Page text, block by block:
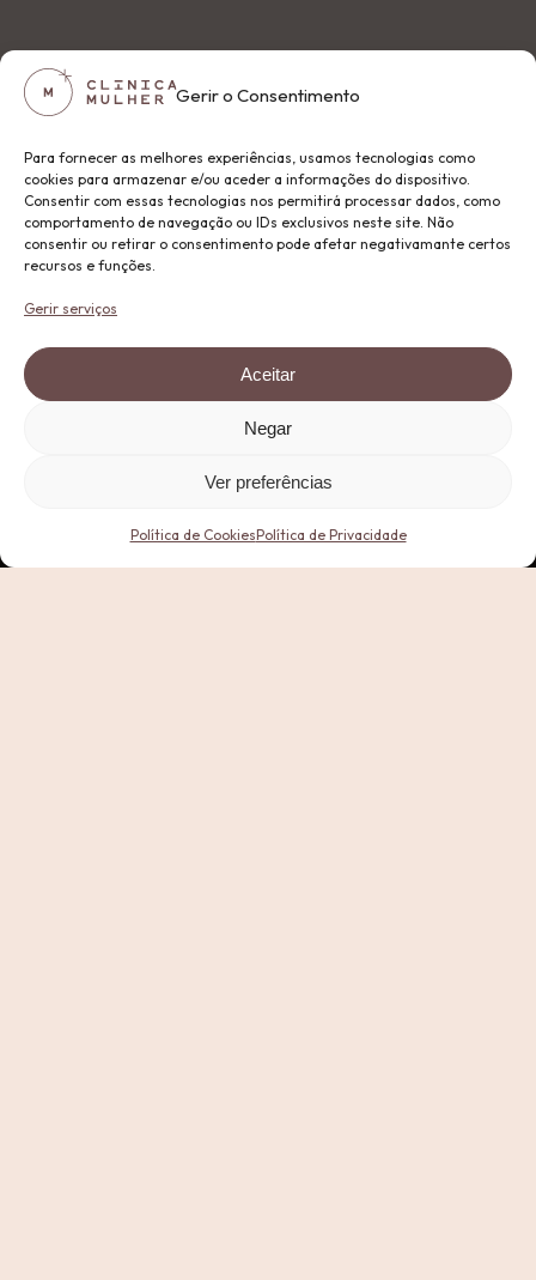
Gerir o Consentimento
Para fornecer as melhores experiências, usamos tecnologias como
cookies para armazenar e/ou aceder a informações do dispositivo.
Consentir com essas tecnologias nos permitirá processar dados, como
comportamento de navegação ou IDs exclusivos neste site. Não
consentir ou retirar o consentimento pode afetar negativamante certos
recursos e funções.
Gerir serviços
Aceitar
Negar
Ver preferências
Política de CookiesPolítica de Privacidade